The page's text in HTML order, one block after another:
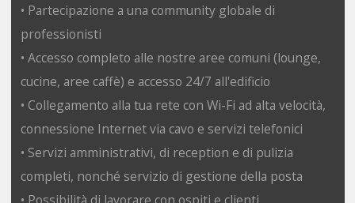
• Partecipazione a una community globale di
professionisti
• Accesso completo alle nostre aree comuni (lounge,
cucine, aree caffè) e accesso 24/7 all'edificio
• Collegamento alla tua rete con Wi-Fi ad alta velocità,
connessione Internet via cavo e servizi telefonici
• Servizi amministrativi, di reception e di pulizia
completi, nonché servizio di gestione della posta
• Possibilità di lavorare con ospiti e clienti